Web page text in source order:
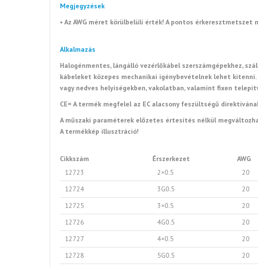
Megjegyzések
• Az AWG méret körülbelüli érték! A pontos érkeresztmetszet
Alkalmazás
Halogénmentes, lángálló vezérlőkábel szerszámgépekhez,
kábeleket közepes mechanikai igénybevételnek lehet
vagy nedves helyiségekben, vakolatban, valamint fixen
CE= A termék megfelel az EC alacsony feszültségű
A műszaki paraméterek előzetes értesítés nélkül
A termékkép illusztráció!
Cikkszám Érszerkezet AWG
12723
2×0.5 20
12724
3G0.5 20
12725
3×0.5 20
12726
4G0.5 20
12727
4×0.5 20
12728
5G0.5 20